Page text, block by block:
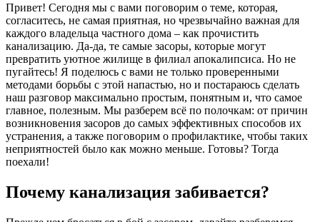
Привет! Сегодня мы с вами поговорим о теме, которая,
согласитесь, не самая приятная, но чрезвычайно важная для
каждого владельца частного дома – как прочистить
канализацию. Да-да, те самые засоры, которые могут
превратить уютное жилище в филиал апокалипсиса. Но не
пугайтесь! Я поделюсь с вами не только проверенными
методами борьбы с этой напастью, но и постараюсь сделать
наш разговор максимально простым, понятным и, что самое
главное, полезным. Мы разберем всё по полочкам: от причин
возникновения засоров до самых эффективных способов их
устранения, а также поговорим о профилактике, чтобы таких
неприятностей было как можно меньше. Готовы? Тогда
поехали!
Почему канализация забивается?